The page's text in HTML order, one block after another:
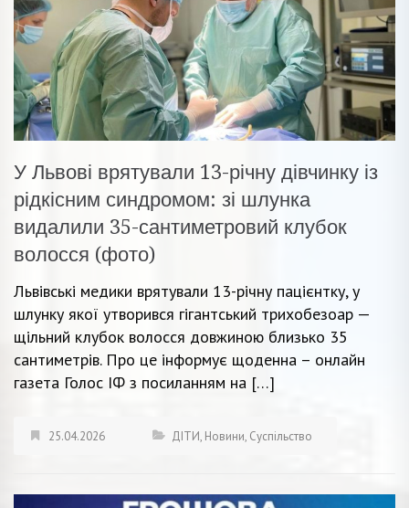
У Львові врятували 13-річну дівчинку із
рідкісним синдромом: зі шлунка
видалили 35-сантиметровий клубок
волосся (фото)
Львівські медики врятували 13-річну пацієнтку, у
шлунку якої утворився гігантський трихобезоар —
щільний клубок волосся довжиною близько 35
сантиметрів. Про це інформує щоденна – онлайн
газета Голос ІФ з посиланням на […]
25.04.2026 ДІТИ, Новини, Суспільство